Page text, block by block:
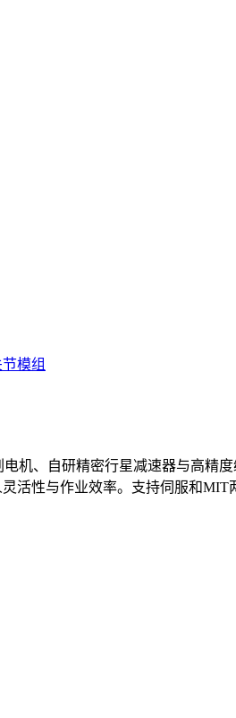
模组
电机、自研精密行星减速器与高
活性与作业效率。支持伺服和